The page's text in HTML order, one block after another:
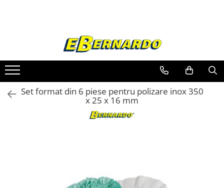
Prelucrare metal
Fierastraie pentru metal
Ferastraie mobile pentru metal
Fierastraie prelucrare metal
Ferastraie circulare pentru metal
Ferastraie metal cu banda si taiere
Set format din 6 piese pentru polizare inox 350
x 25 x 16 mm